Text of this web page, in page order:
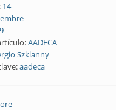
14
AADECA
Szklanny
aadeca
about Nuestra otra cara |